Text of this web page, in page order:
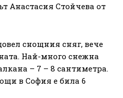
Анастасия Стойчева от
снощния сняг, вече
Най-много снежна
– 7 – 8 сантиметра.
в София е била 6